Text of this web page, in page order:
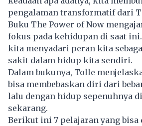
pengalaman transformatif dari
Buku The Power of Now
fokus pada kehidupan di saat
kita menyadari peran kita
sakit dalam hidup kita sendiri.
Dalam bukunya, Tolle
bisa membebaskan diri dari
lalu dengan hidup sepenuhnya
sekarang.
Berikut ini 7 pelajaran yang